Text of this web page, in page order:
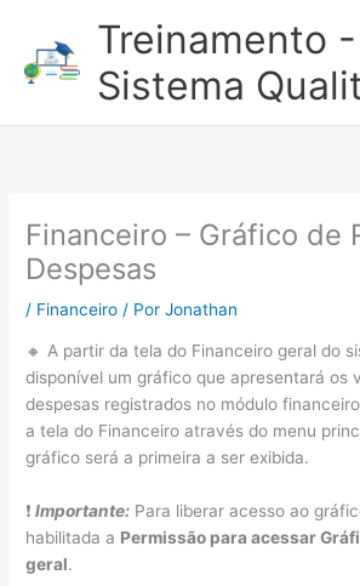
Treinamento -
Sistema
Financeiro – Gráfico de
Despesas
/ Financeiro / PorJonathan
🔸 A partir da tela do Financeiro geral do
disponível um gráfico que apresentará os
despesas registrados no módulo
a tela do Financeiro através do menu
gráfico será a primeira a ser exibida.
❗Importante: Para liberar acesso ao
habilitada a Permissão para acessar
geral.